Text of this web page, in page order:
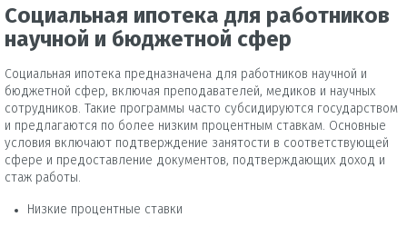
Социальная ипотека для работников
научной и бюджетной сфер
Социальная ипотека предназначена для работников научной и
бюджетной сфер, включая преподавателей, медиков и научных
сотрудников. Такие программы часто субсидируются государством
и предлагаются по более низким процентным ставкам. Основные
условия включают подтверждение занятости в соответствующей
сфере и предоставление документов, подтверждающих доход и
стаж работы.
Низкие процентные ставки